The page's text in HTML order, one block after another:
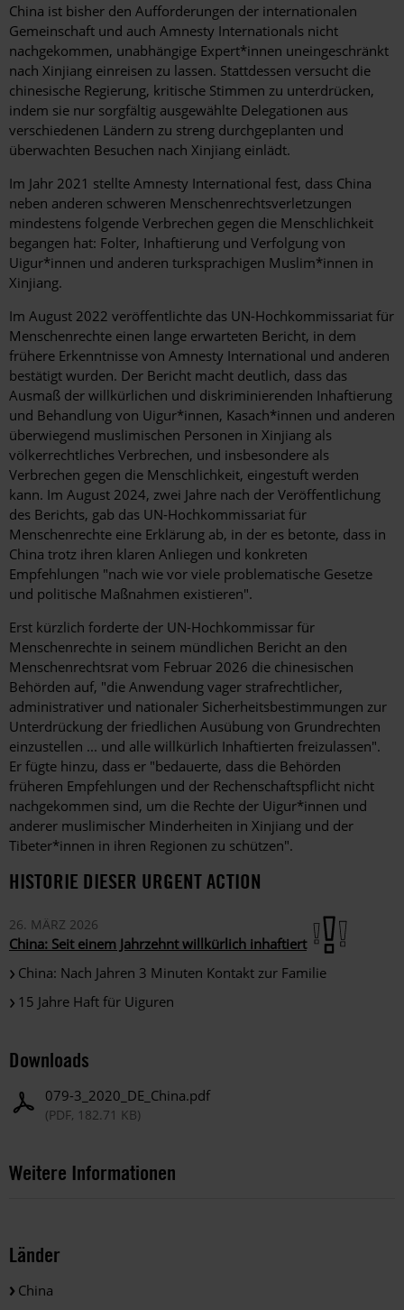
China ist bisher den Aufforderungen der internationalen
Gemeinschaft und auch Amnesty Internationals nicht
nachgekommen, unabhängige Expert*innen uneingeschränkt
nach Xinjiang einreisen zu lassen. Stattdessen versucht die
chinesische Regierung, kritische Stimmen zu unterdrücken,
indem sie nur sorgfältig ausgewählte Delegationen aus
verschiedenen Ländern zu streng durchgeplanten und
überwachten Besuchen nach Xinjiang einlädt.
Im Jahr 2021 stellte Amnesty International fest, dass China
neben anderen schweren Menschenrechtsverletzungen
mindestens folgende Verbrechen gegen die Menschlichkeit
begangen hat: Folter, Inhaftierung und Verfolgung von
Uigur*innen und anderen turksprachigen Muslim*innen in
Xinjiang.
Im August 2022 veröffentlichte das UN-Hochkommissariat für
Menschenrechte einen lange erwarteten Bericht, in dem
frühere Erkenntnisse von Amnesty International und anderen
bestätigt wurden. Der Bericht macht deutlich, dass das
Ausmaß der willkürlichen und diskriminierenden Inhaftierung
und Behandlung von Uigur*innen, Kasach*innen und anderen
überwiegend muslimischen Personen in Xinjiang als
völkerrechtliches Verbrechen, und insbesondere als
Verbrechen gegen die Menschlichkeit, eingestuft werden
kann. Im August 2024, zwei Jahre nach der Veröffentlichung
des Berichts, gab das UN-Hochkommissariat für
Menschenrechte eine Erklärung ab, in der es betonte, dass in
China trotz ihren klaren Anliegen und konkreten
Empfehlungen "nach wie vor viele problematische Gesetze
und politische Maßnahmen existieren".
Erst kürzlich forderte der UN-Hochkommissar für
Menschenrechte in seinem mündlichen Bericht an den
Menschenrechtsrat vom Februar 2026 die chinesischen
Behörden auf, "die Anwendung vager strafrechtlicher,
administrativer und nationaler Sicherheitsbestimmungen zur
Unterdrückung der friedlichen Ausübung von Grundrechten
einzustellen ... und alle willkürlich Inhaftierten freizulassen".
Er fügte hinzu, dass er "bedauerte, dass die Behörden
früheren Empfehlungen und der Rechenschaftspflicht nicht
nachgekommen sind, um die Rechte der Uigur*innen und
anderer muslimischer Minderheiten in Xinjiang und der
Tibeter*innen in ihren Regionen zu schützen".
HISTORIE DIESER URGENT ACTION
26. MÄRZ 2026
China: Seit einem Jahrzehnt willkürlich inhaftiert
China: Nach Jahren 3 Minuten Kontakt zur Familie
15 Jahre Haft für Uiguren
Downloads
079-3_2020_DE_China.pdf
(PDF, 182.71 KB)
Weitere Informationen
Länder
China